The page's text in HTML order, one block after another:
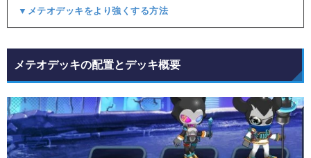
▼メテオデッキをより強くする方法
メテオデッキの配置とデッキ概要